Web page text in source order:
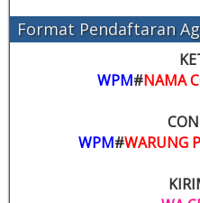
Format Pendaftaran
WPM#NAMA
WPM#WARUNG